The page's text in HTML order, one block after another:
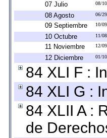
07 Julio 08/
08 Agosto 06/
09 Septiembre 10/
10 Octubre 11/
11 Noviembre 12/
12 Diciembre 01/
84 XLI F :
84 XLI G :
84 XLII A :
de